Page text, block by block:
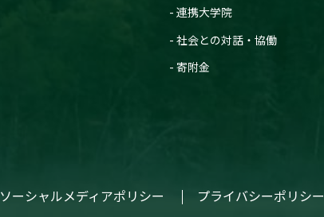
連携大学院
社会との対話・協働
寄附金
ソーシャルメディアポリシー プライバシーポリシー